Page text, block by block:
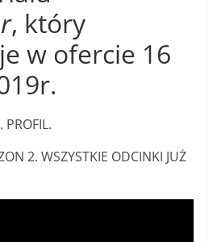
, który
w ofercie 16
PROFIL.
2. WSZYSTKIE ODCINKI JUŻ